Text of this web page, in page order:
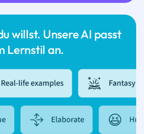
willst. Unsere AI passt
Lernstil an.